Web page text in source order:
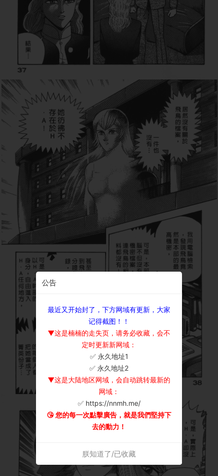
公告
最近又开始封了，下方网域有更新，大家
记得截图！！
▼这是楠楠的走失页，请务必收藏，会不
定时更新新网域：
✅ 永久地址1
✅ 永久地址2
▼这是大陆地区网域，会自动跳转最新的
网域：
✅ https://nnmh.me/
😘 您的每一次點擊廣告，就是我們堅持下
去的動力！
朕知道了/已收藏